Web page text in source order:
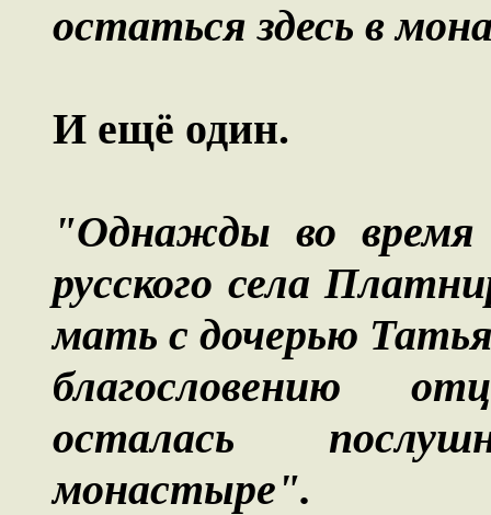
остаться здесь в
И ещё один.
"Однажды во время
русского села
мать с дочерью
благословению
осталась
монастыре".